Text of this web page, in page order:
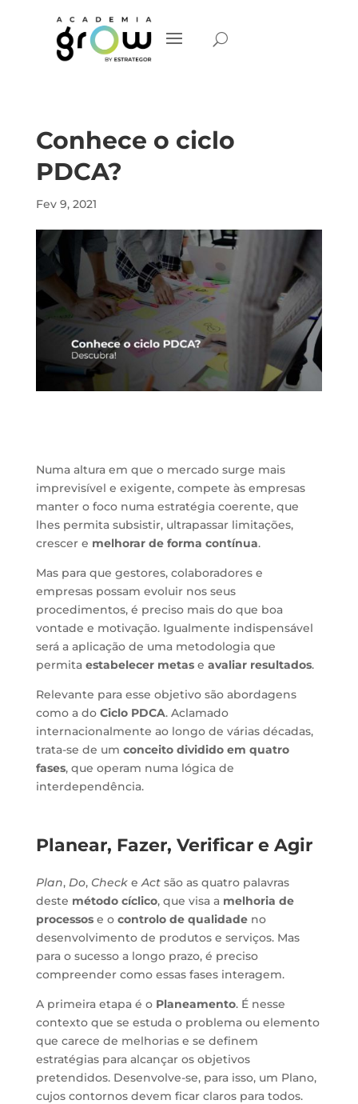
Conhece o ciclo
PDCA?
Fev 9, 2021
Numa altura em que o mercado surge mais
imprevisível e exigente, compete às empresas
manter o foco numa estratégia coerente, que
lhes permita subsistir, ultrapassar limitações,
crescer e melhorar de forma contínua.
Mas para que gestores, colaboradores e
empresas possam evoluir nos seus
procedimentos, é preciso mais do que boa
vontade e motivação. Igualmente indispensável
será a aplicação de uma metodologia que
permita estabelecer metase avaliar resultados.
Relevante para esse objetivo são abordagens
como a do Ciclo PDCA. Aclamado
internacionalmente ao longo de várias décadas,
trata-se de um conceito dividido em quatro
fases, que operam numa lógica de
interdependência.
Planear, Fazer, Verificar e Agir
Plan, Do, Checke Actsão as quatro palavras
deste método cíclico, que visa a melhoria de
processose o controlo de qualidadeno
desenvolvimento de produtos e serviços. Mas
para o sucesso a longo prazo, é preciso
compreender como essas fases interagem.
A primeira etapa é o Planeamento. É nesse
contexto que se estuda o problema ou elemento
que carece de melhorias e se definem
estratégias para alcançar os objetivos
pretendidos. Desenvolve-se, para isso, um Plano,
cujos contornos devem ficar claros para todos.